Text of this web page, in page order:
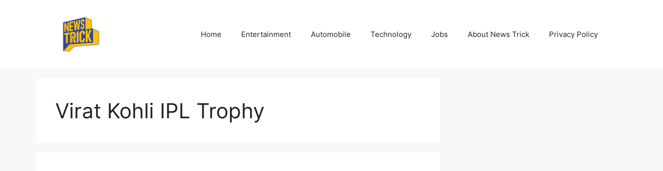
Home Entertainment Automobile Technology Jobs About News Trick Privacy Policy
Virat Kohli IPL Trophy